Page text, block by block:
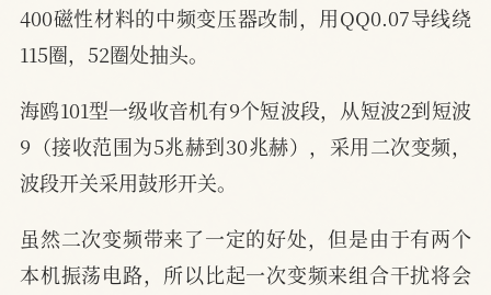
400磁性材料的中频变压器改制，用QQ0.07导线绕
115圈，52圈处抽头。
海鸥101型一级收音机有9个短波段，从短波2到短波
9（接收范围为5兆赫到30兆赫），采用二次变频，
波段开关采用鼓形开关。
虽然二次变频带来了一定的好处，但是由于有两个
本机振荡电路，所以比起一次变频来组合干扰将会